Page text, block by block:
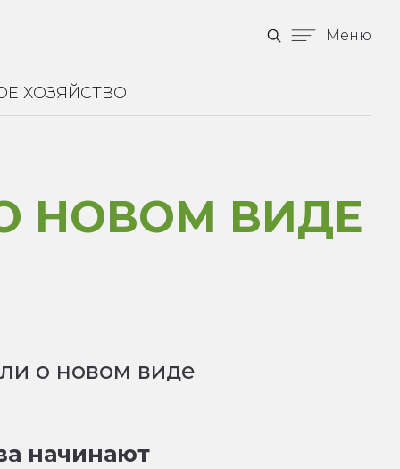
Меню
ХОЗЯЙСТВО
НОВОМ ВИДЕ
начинают